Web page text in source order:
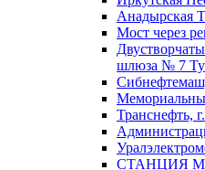
Анадырская
Мост через
шлюза № 7
Транснефть,
СТАНЦИЯ